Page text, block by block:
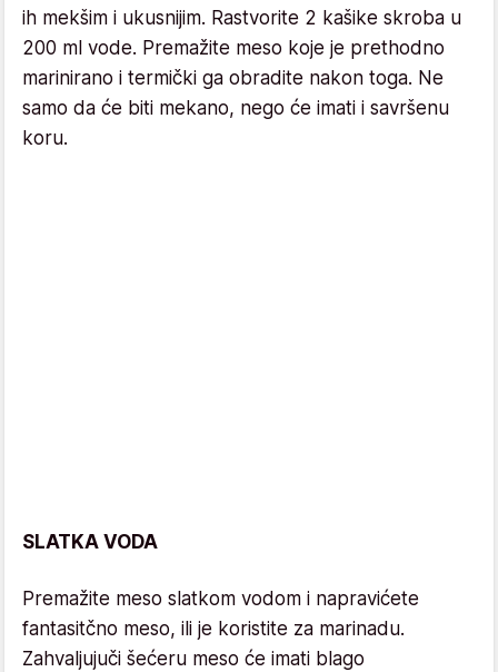
ih mekšim i ukusnijim. Rastvorite 2 kašike skroba u
200 ml vode. Premažite meso koje je prethodno
marinirano i termički ga obradite nakon toga. Ne
samo da će biti mekano, nego će imati i savršenu
koru.
SLATKA VODA
Premažite meso slatkom vodom i napravićete
fantasitčno meso, ili je koristite za marinadu.
Zahvaljujuči šećeru meso će imati blago